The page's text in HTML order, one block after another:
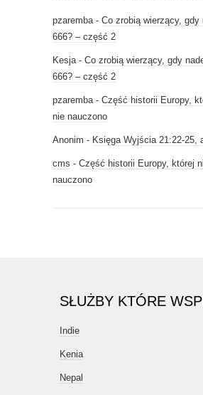
pzaremba- Co zrobią wierzący, gdy
666? – część 2
Kesja- Co zrobią wierzący, gdy
666? – część 2
pzaremba- Część historii Europy,
nie nauczono
Anonim - Księga Wyjścia 21:22-25,
cms - Część historii Europy, której
nauczono
SŁUŻBY KTÓRE
Indie
Kenia
Nepal